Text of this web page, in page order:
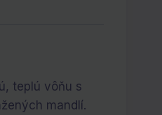
teplú vôňu s
mandlí.